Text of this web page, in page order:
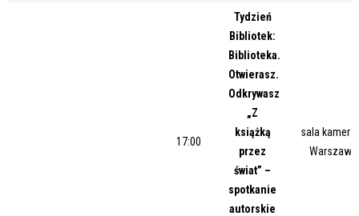
17:00
Tydzień
Bibliotek:
Biblioteka.
Otwierasz.
Odkrywasz
„Z
książką
przez
świat” –
spotkanie
autorskie
sala